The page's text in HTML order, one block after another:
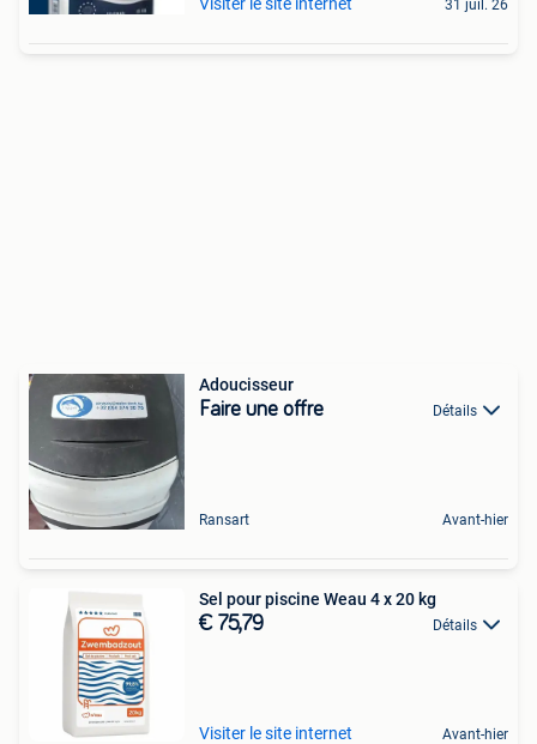
31 juil. 26
Adoucisseur
Faire une offre Détails
Ransart Avant-hier
Sel pour piscine Weau 4 x 20 kg
€ 75,79 Détails
Visiter le site internet Avant-hier